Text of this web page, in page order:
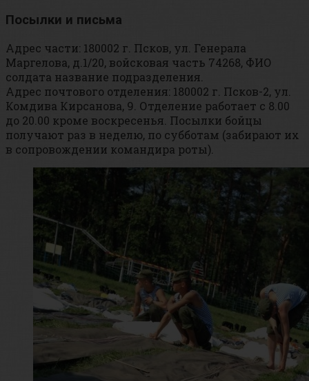
Посылки и письма
Адрес части: 180002 г. Псков, ул. Генерала
Маргелова, д.1/20, войсковая часть 74268, ФИО
солдата название подразделения.
Адрес почтового отделения: 180002 г. Псков-2, ул.
Комдива Кирсанова, 9. Отделение работает с 8.00
до 20.00 кроме воскресенья. Посылки бойцы
получают раз в неделю, по субботам (забирают их
в сопровождении командира роты).